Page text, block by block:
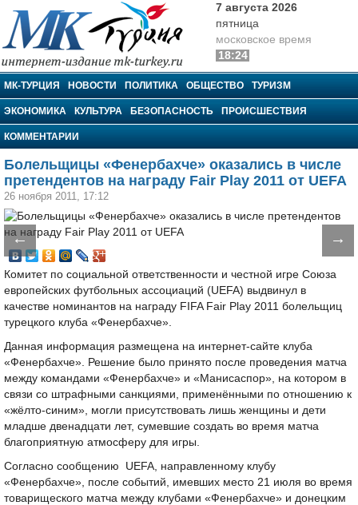
МК-Турция
7 августа 2026
пятница
московское время
18:24
МК-ТУРЦИЯ НОВОСТИ ПОЛИТИКА ОБЩЕСТВО ТУРИЗМ
ЭКОНОМИКА КУЛЬТУРА БЕЗОПАСНОСТЬ ПРОИСШЕСТВИЯ
КОММЕНТАРИИ
Болельщицы «Фенербахче» оказались в числе
претендентов на награду Fair Play 2011 от UEFA
26 ноября 2011, 17:12
← →
Комитет по социальной ответственности и честной игре Союза
европейских футбольных ассоциаций (UEFA) выдвинул в
качестве номинантов на награду FIFA Fair Play 2011 болельщиц
турецкого клуба «Фенербахче».
Данная информация размещена на интернет-сайте клуба
«Фенербахче». Решение было принято после проведения матча
между командами «Фенербахче» и «Манисаспор», на котором в
связи со штрафными санкциями, применёнными по отношению к
«жёлто-синим», могли присутствовать лишь женщины и дети
младше двенадцати лет, сумевшие создать во время матча
благоприятную атмосферу для игры.
Согласно сообщению UEFA, направленному клубу
«Фенербахче», после событий, имевших место 21 июля во время
товарищеского матча между клубами «Фенербахче» и донецким